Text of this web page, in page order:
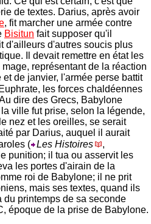
de textes. Darius, après avoir
, fit marcher une armée contre
Bisitun fait supposer qu'il
d'ailleurs d'autres soucis plus
Il devait remettre en état les
représentant de la réaction
de janvier, l'armée perse battit
les forces chaldéennes
dire des Grecs, Babylone
ville fut prise, selon la légende,
nez et les oreilles, se serait
par Darius, auquel il aurait
( Les Histoires
,
punition; il tua ou asservit les
les portes d'airain de la
roi de Babylone; il ne prit
mais ses textes, quand ils
du printemps de sa seconde
époque de la prise de Babylone.